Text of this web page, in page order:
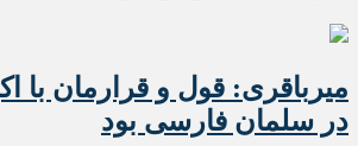
میرباقری: قول و قرارمان با
در سلمان فارسی بود